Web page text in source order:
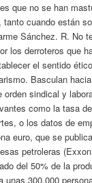
que no se han
tanto cuando están
Sánchez. R. No
los derroteros que
el sentido
Basculan
orden sindical y
como la tasa
o los datos de
euro, que se
petroleras
del 50% de la
unas 300.000